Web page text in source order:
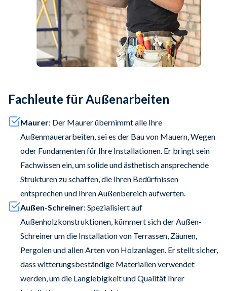
Fachleute für Außenarbeiten
Maurer: Der Maurer übernimmt alle Ihre
Außenmauerarbeiten, sei es der Bau von Mauern, Wegen
oder Fundamenten für Ihre Installationen. Er bringt sein
Fachwissen ein, um solide und ästhetisch ansprechende
Strukturen zu schaffen, die Ihren Bedürfnissen
entsprechen und Ihren Außenbereich aufwerten.
Außen-Schreiner: Spezialisiert auf
Außenholzkonstruktionen, kümmert sich der Außen-
Schreiner um die Installation von Terrassen, Zäunen,
Pergolen und allen Arten von Holzanlagen. Er stellt sicher,
dass witterungsbeständige Materialien verwendet
werden, um die Langlebigkeit und Qualität Ihrer